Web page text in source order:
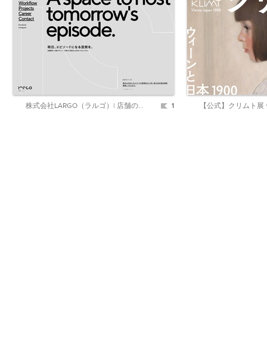
株式会社LARGO（ラルゴ）| 店舗の空間デザイン・お店の内装設計・施工はお任せください 1